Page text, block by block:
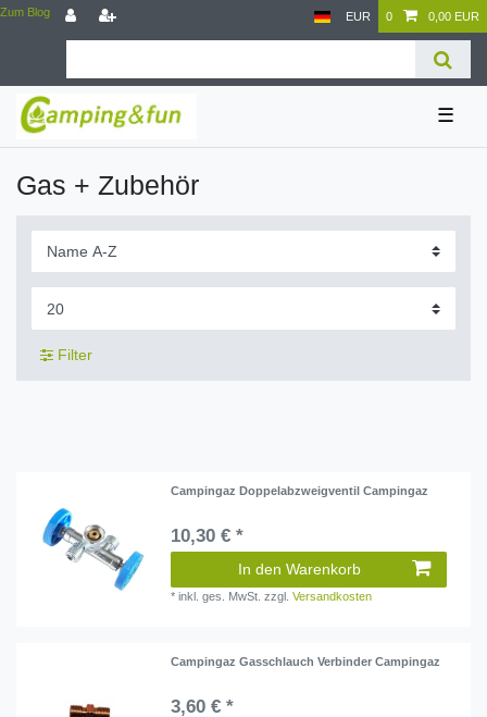
Zum Blog EUR 0 0,00 EUR
☰
Gas + Zubehör
Filter
Campingaz Doppelabzweigventil Campingaz
10,30 € *
In den Warenkorb
*inkl. ges. MwSt. zzgl.Versandkosten
Campingaz Gasschlauch Verbinder Campingaz
3,60 € *